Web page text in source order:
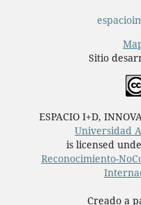
Sitio
ESPACIO I+D,
Universidad
is licensed
Reconocimiento-
Creado a